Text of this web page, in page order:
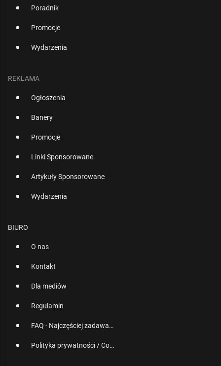
Poradnik
Promocje
Wydarzenia
REKLAMA
Ogłoszenia
Banery
Promocje
Linki Sponsorowane
Artykuły Sponsorowane
Wydarzenia
BIURO
O nas
Kontakt
Dla mediów
Regulamin
FAQ - Najczęściej zadawane pytania
Polityka prywatności / Cookies